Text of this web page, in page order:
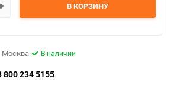
В КОРЗИНУ
Москва В наличии
800 234 5155